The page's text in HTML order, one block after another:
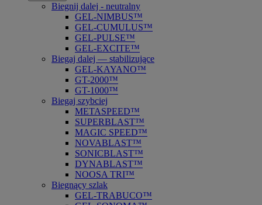
Biegnij dalej - neutralny
GEL-NIMBUS™
GEL-CUMULUS™
GEL-PULSE™
GEL-EXCITE™
Biegaj dalej — stabilizujące
GEL-KAYANO™
GT-2000™
GT-1000™
Biegaj szybciej
METASPEED™
SUPERBLAST™
MAGIC SPEED™
NOVABLAST™
SONICBLAST™
DYNABLAST™
NOOSA TRI™
Biegnący szlak
GEL-TRABUCO™